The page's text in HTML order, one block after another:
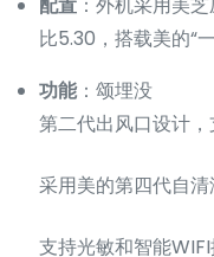
比5.30，搭载美的“
功能：颂埋没
第二代出风口设计
采用美的第四代自清
支持光敏和智能WIFI